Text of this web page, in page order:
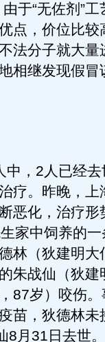
于“无佐剂”
点，价位比较
法分子就大量
相继发现假冒
，2人已经去
疗。昨晚，上
恶化，治疗形
家中饲养的
林（狄建明大
朱战仙（狄建
87岁）咬伤
苗，狄德林未
8月31日去世。